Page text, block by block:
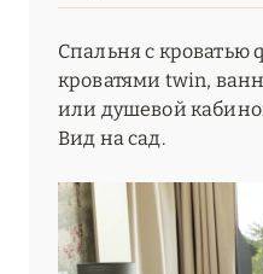
Спальня с кроватью
кроватями twin,
или душевой
Вид на сад.